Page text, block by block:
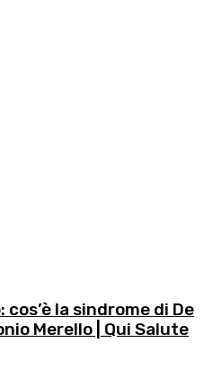
cos’è la sindrome di De
Merello | Qui Salute